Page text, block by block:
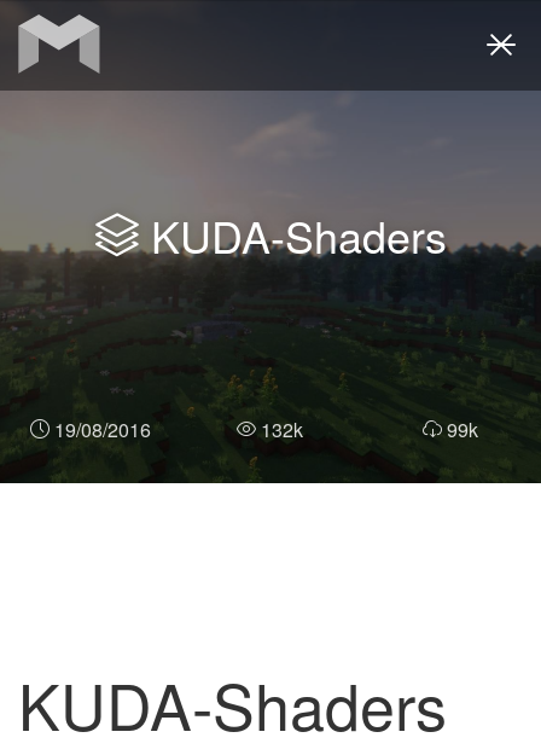
KUDA-Shaders
19/08/2016 132k 99k
KUDA-Shaders